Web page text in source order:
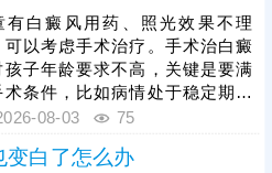
规范治疗，在医生指导下个性化
、照光，促进黑色素细胞修复、
活性，令表皮黑色素再分泌，使
渐趋正常。
有白癜风用药、照光效果不理
可以考虑手术治疗。手术治白癜
孩子年龄要求不高，关键是要满
术条件，比如病情处于稳定期、
伤型白癜风、非瘢痕体质，术前
术方法被应用到白癜风临床治疗
08-03 75
变白了怎么办